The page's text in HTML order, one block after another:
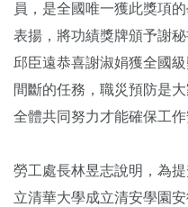
員，是全國唯一獲此獎項
表揚，將功績獎牌頒予謝
邱臣遠恭喜謝淑娟獲全國
間斷的任務，職災預防是
全體共同努力才能確保工作
勞工處長林昱志說明，為
立清華大學成立清安學園